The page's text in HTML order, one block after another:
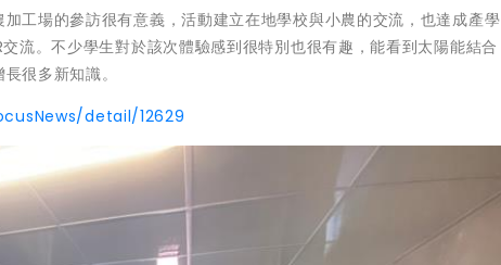
工場的參訪很有意義，活動建立在地學校與小農的交流，也達成產學
流。不少學生對於該次體驗感到很特別也很有趣，能看到太陽能結合
很多新知識。
detail/12629